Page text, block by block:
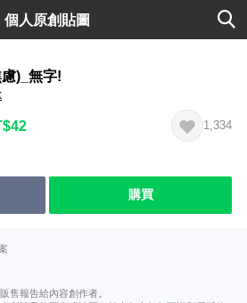
個人原創貼圖
)_無字!
1,334
購買
售報告給內容創作者。